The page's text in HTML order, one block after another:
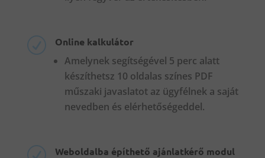
Online kalkulátor
Amelynek segítségével 5 perc alatt
készíthetsz 10 oldalas színes PDF
műszaki javaslatot az ügyfélnek a saját
nevedben és elérhetőségeddel.
Weboldalba építhető ajánlatkérő modul